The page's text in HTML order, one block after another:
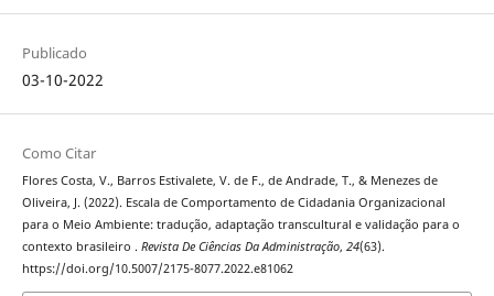
Publicado
03-10-2022
Como Citar
Flores Costa, V., Barros Estivalete, V. de F., de Andrade, T., & Menezes de
Oliveira, J. (2022). Escala de Comportamento de Cidadania Organizacional
para o Meio Ambiente: tradução, adaptação transcultural e validação para o
contexto brasileiro . Revista De Ciências Da Administração, 24(63).
https://doi.org/10.5007/2175-8077.2022.e81062